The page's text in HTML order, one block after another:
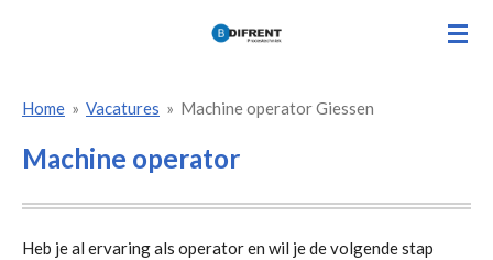
de
hoofdinhoud
Home » Vacatures » Machine operator Giessen
Machine operator
Heb je al ervaring als operator en wil je de volgende stap